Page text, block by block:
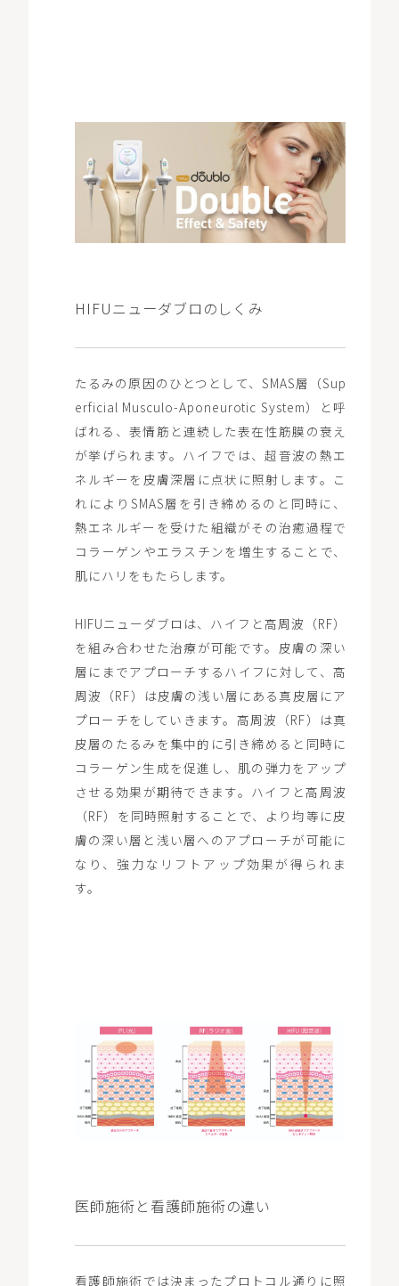
HIFUニューダブロのしくみ
たるみの原因のひとつとして、SMAS層（Sup
erficial Musculo-Aponeurotic System）と呼
ばれる、表情筋と連続した表在性筋膜の衰え
が挙げられます。ハイフでは、超音波の熱エ
ネルギーを皮膚深層に点状に照射します。こ
れによりSMAS層を引き締めるのと同時に、
熱エネルギーを受けた組織がその治癒過程で
コラーゲンやエラスチンを増生することで、
肌にハリをもたらします。
HIFUニューダブロは、ハイフと高周波（RF）
を組み合わせた治療が可能です。皮膚の深い
層にまでアプローチするハイフに対して、高
周波（RF）は皮膚の浅い層にある真皮層にア
プローチをしていきます。高周波（RF）は真
皮層のたるみを集中的に引き締めると同時に
コラーゲン生成を促進し、肌の弾力をアップ
させる効果が期待できます。ハイフと高周波
（RF）を同時照射することで、より均等に皮
膚の深い層と浅い層へのアプローチが可能に
なり、強力なリフトアップ効果が得られま
す。
医師施術と看護師施術の違い
看護師施術では決まったプロトコル通りに照